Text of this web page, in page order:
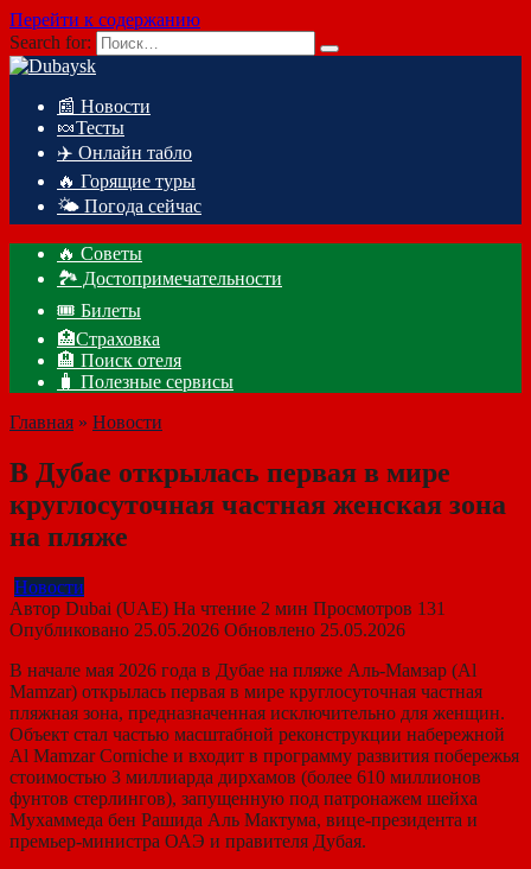
Перейти к содержанию
Search for:
📰 Новости
🍬Тесты
✈️ Онлайн табло
🔥 Горящие туры
🌤️ Погода сейчас
🔥 Советы
🏞️ Достопримечательности
🎟️ Билеты
🏥Страховка
🏨 Поиск отеля
🧳 Полезные сервисы
Главная » Новости
В Дубае открылась первая в мире
круглосуточная частная женская зона
на пляже
Новости
Автор Dubai (UAE) На чтение 2 мин Просмотров 131
Опубликовано 25.05.2026 Обновлено 25.05.2026
В начале мая 2026 года в Дубае на пляже Аль-Мамзар (Al
Mamzar) открылась первая в мире круглосуточная частная
пляжная зона, предназначенная исключительно для женщин.
Объект стал частью масштабной реконструкции набережной
Al Mamzar Corniche и входит в программу развития побережья
стоимостью 3 миллиарда дирхамов (более 610 миллионов
фунтов стерлингов), запущенную под патронажем шейха
Мухаммеда бен Рашида Аль Мактума, вице-президента и
премьер-министра ОАЭ и правителя Дубая.